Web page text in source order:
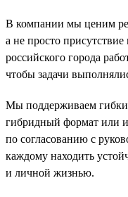
В компании мы ценим
а не просто
российского города
чтобы задачи
Мы поддерживаем
гибридный формат или
по согласованию с
каждому находить
и личной жизнью.